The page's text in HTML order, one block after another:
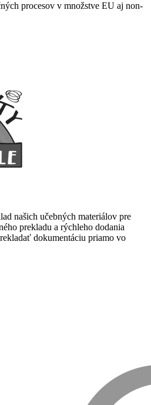
procesov v množstve EU aj non-
našich učebných materiálov pre
prekladu a rýchleho dodania
dokumentáciu priamo vo